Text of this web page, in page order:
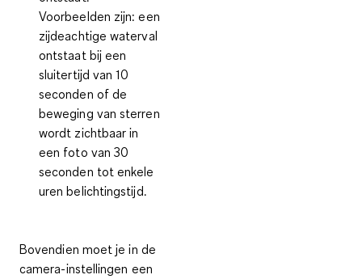
Voorbeelden zijn: een
zijdeachtige waterval
ontstaat bij een
sluitertijd van 10
seconden of de
beweging van sterren
wordt zichtbaar in
een foto van 30
seconden tot enkele
uren belichtingstijd.
Bovendien moet je in de
camera-instellingen een